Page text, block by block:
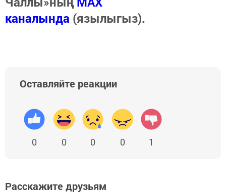
каналында (язылыгыз).
Оставляйте реакции
0 0 0 0 1
Расскажите друзьям